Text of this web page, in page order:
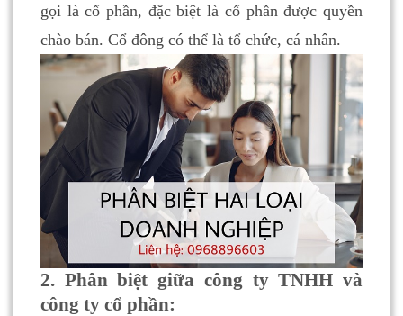
gọi là cổ phần, đặc biệt là cổ phần được quyền
chào bán. Cổ đông có thể là tổ chức, cá nhân.
2. Phân biệt giữa công ty TNHH và
công ty cổ phần: